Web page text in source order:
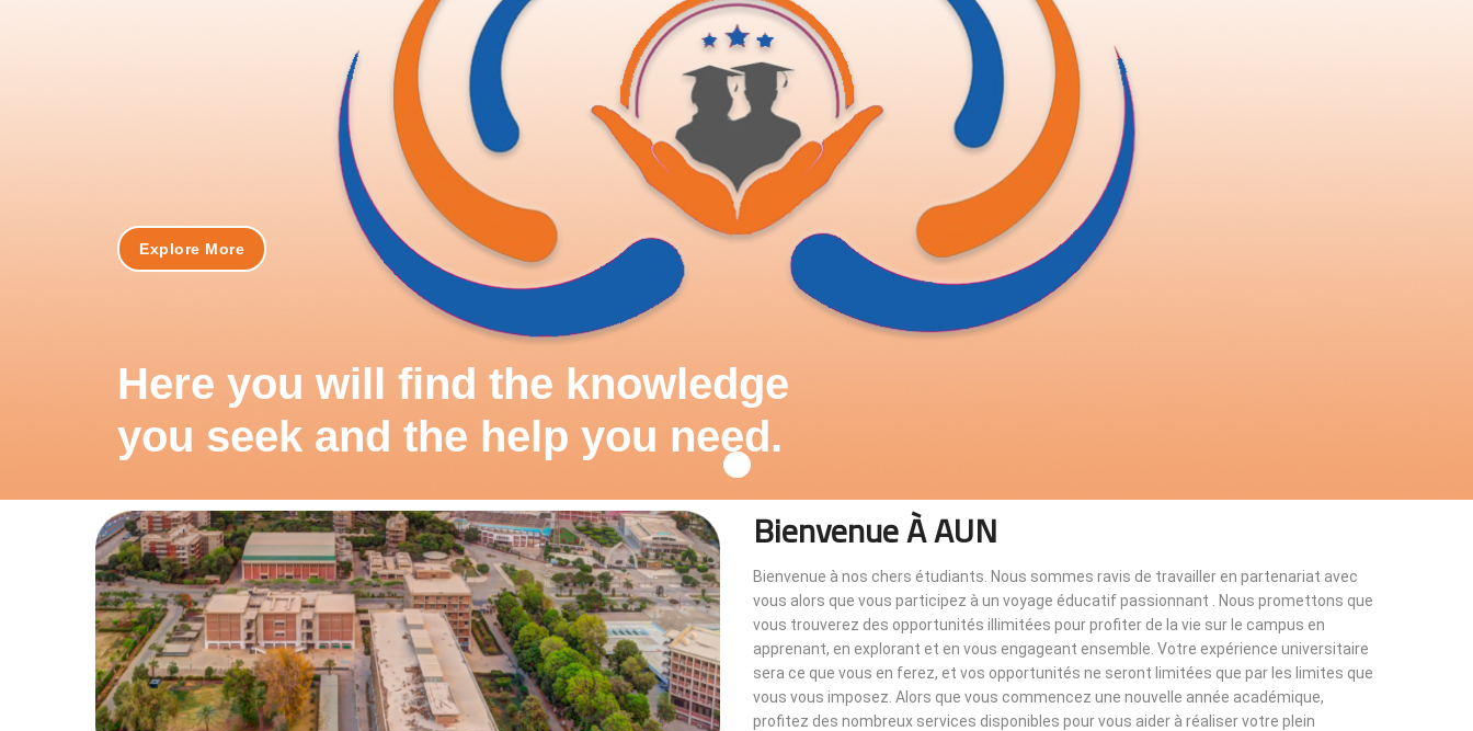
Here you will find the knowledge
you seek and the help you need.
Explore More
Bienvenue À AUN
Bienvenue à nos chers étudiants. Nous sommes ravis de travailler en partenariat avec
vous alors que vous participez à un voyage éducatif passionnant . Nous promettons que
vous trouverez des opportunités illimitées pour profiter de la vie sur le campus en
apprenant, en explorant et en vous engageant ensemble. Votre expérience universitaire
sera ce que vous en ferez, et vos opportunités ne seront limitées que par les limites que
vous vous imposez. Alors que vous commencez une nouvelle année académique,
profitez des nombreux services disponibles pour vous aider à réaliser votre plein